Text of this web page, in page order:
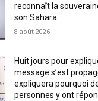
reconnaît la
son Sahara
8 août 2026
Huit jours pour
message s’est
expliquera pourquoi
personnes y ont